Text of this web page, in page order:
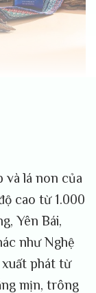
và lá non của
cao từ 1.000
Yên Bái,
như Nghệ
xuất phát từ
mịn, trông